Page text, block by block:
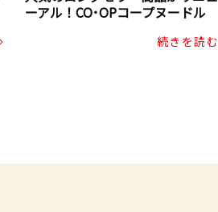
ーアル！CO･OPコープヌードル
続きを読む